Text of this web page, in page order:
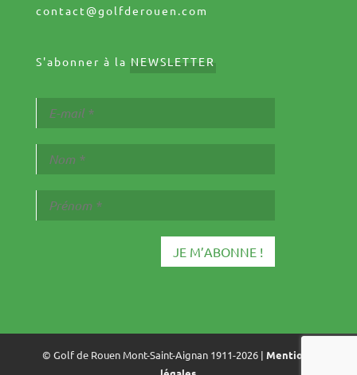
contact@golfderouen.com
S'abonner à la NEWSLETTER
© Golf de Rouen Mont-Saint-Aignan 1911-2026 |Mentions